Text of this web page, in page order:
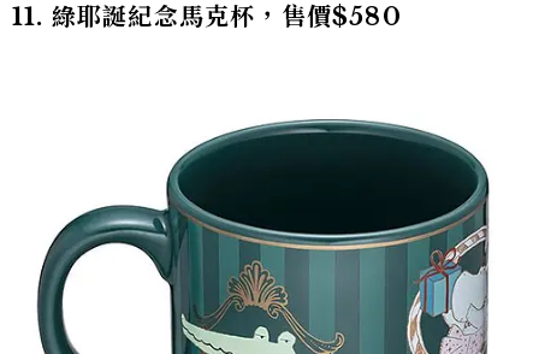
11. 綠耶誕紀念馬克杯，售價$580